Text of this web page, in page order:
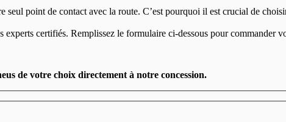
seul point de contact avec la route. C’est pourquoi il est crucial de
certifiés. Remplissez le formulaire ci-dessous pour commander
de votre choix directement à notre concession.